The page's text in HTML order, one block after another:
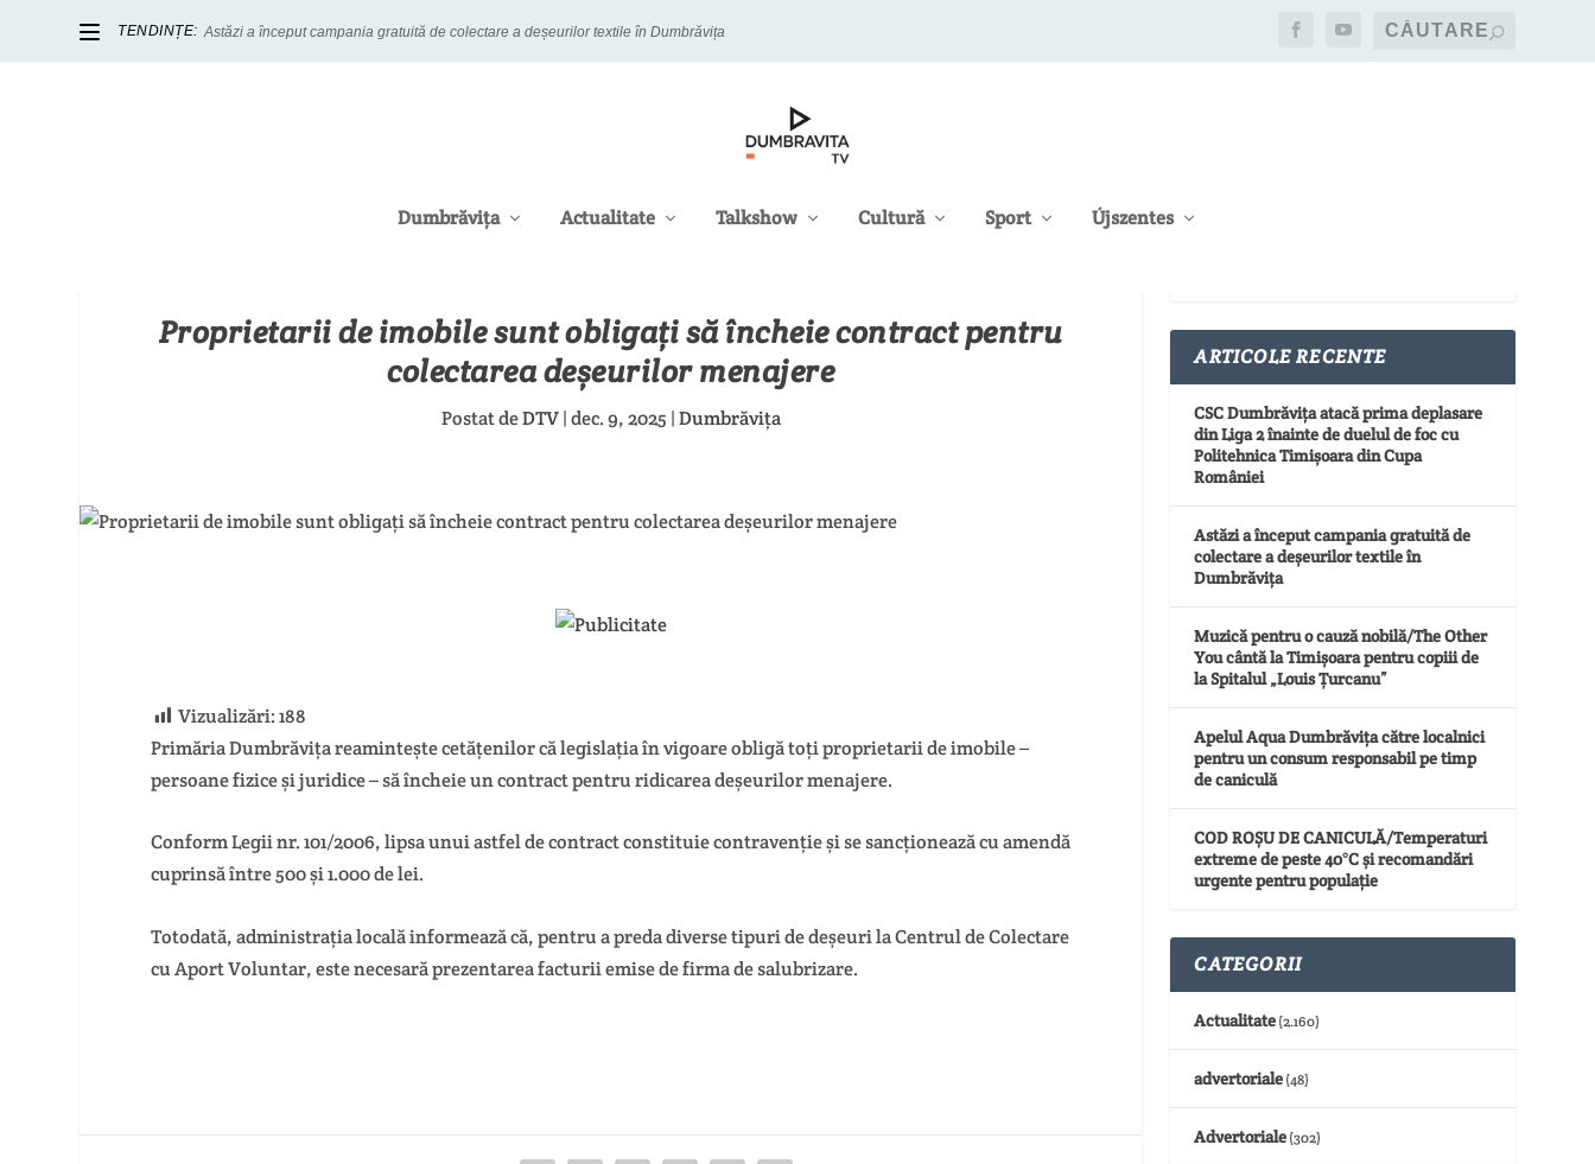
TENDINȚE: Astăzi a început campania gratuită de colectare a deșeurilor textile în Dumbrăvița
Dumbrăvița Actualitate Talkshow Cultură Sport Újszentes
Proprietarii de imobile sunt obligați să încheie contract pentru
colectarea deșeurilor menajere
Postat deDTV|dec. 9, 2025 |Dumbrăvița
Vizualizări: 188
Primăria Dumbrăvița reamintește cetățenilor că legislația în vigoare obligă toți proprietarii de imobile –
persoane fizice și juridice – să încheie un contract pentru ridicarea deșeurilor menajere.
Conform Legii nr. 101/2006, lipsa unui astfel de contract constituie contravenție și se sancționează cu amendă
cuprinsă între 500 și 1.000 de lei.
Totodată, administrația locală informează că, pentru a preda diverse tipuri de deșeuri la Centrul de Colectare
cu Aport Voluntar, este necesară prezentarea facturii emise de firma de salubrizare.
ARTICOLE RECENTE
CSC Dumbrăvița atacă prima deplasare
din Liga 2 înainte de duelul de foc cu
Politehnica Timișoara din Cupa
României
Astăzi a început campania gratuită de
colectare a deșeurilor textile în
Dumbrăvița
Muzică pentru o cauză nobilă/The Other
You cântă la Timișoara pentru copiii de
la Spitalul „Louis Țurcanu”
Apelul Aqua Dumbrăvița către localnici
pentru un consum responsabil pe timp
de caniculă
COD ROȘU DE CANICULĂ/Temperaturi
extreme de peste 40°C și recomandări
urgente pentru populație
CATEGORII
Actualitate (2.160)
advertoriale (48)
Advertoriale (302)